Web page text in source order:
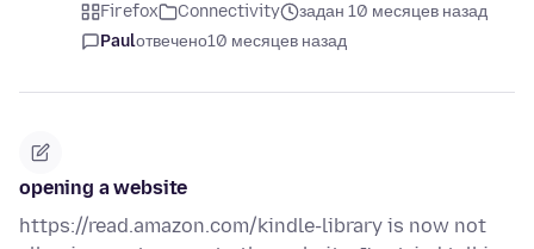
Firefox Connectivity
задан 10 месяцев назад
Paulотвечено10 месяцев назад
opening a website
https://read.amazon.com/kindle-library is now not